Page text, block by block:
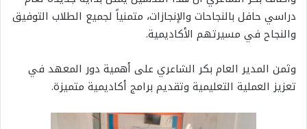
دراسي حافل بالنجاحات والإنجازات، متمنياً لجميع الطلاب التوفيق
والنجاح في مسيرتهم الأكاديمية.
وثمن المدير العام بكر الشاعري على أهمية دور المعهد في
تعزيز العملية التعليمية وتقديم برامج أكاديمية متميزة.